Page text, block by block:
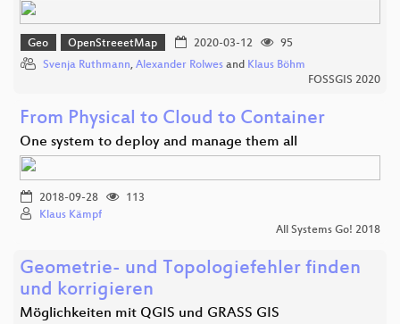
Geo OpenStreeetMap 2020-03-12
95
Svenja Ruthmann, Alexander Rolwes and Klaus Böhm
FOSSGIS 2020
From Physical to Cloud to Container
One system to deploy and manage them all
2018-09-28
113
Klaus Kämpf
All Systems Go! 2018
Geometrie- und Topologiefehler finden
und korrigieren
Möglichkeiten mit QGIS und GRASS GIS